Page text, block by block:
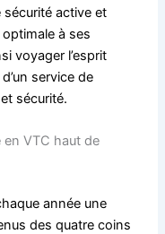
active et
à ses
voyager l’esprit
service de
sécurité.
en VTC haut de
année une
des quatre coins